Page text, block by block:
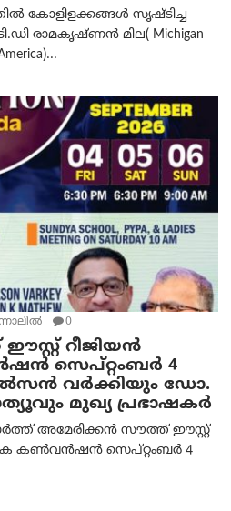
കോളിളക്കങ്ങൾ സൃഷ്ടിച്ച
രാമകൃഷ്ണൻ മില( Michigan
0
റീജിയൻ
സെപ്റ്റംബർ 4
വർക്കിയും ഡോ.
മുഖ്യ പ്രഭാഷകർ
അമേരിക്കൻ സൗത്ത് ഈസ്റ്റ്
കൺവൻഷൻ സെപ്റ്റംബർ 4